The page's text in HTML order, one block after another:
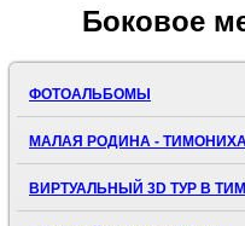
Боковое
ФОТОАЛЬБОМЫ
МАЛАЯ РОДИНА -
ВИРТУАЛЬНЫЙ 3D ТУР В